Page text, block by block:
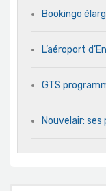
Bookingo
L’aéroport
GTS
Nouvelair: